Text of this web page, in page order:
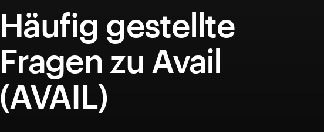
Häufig gestellte
Fragen zu Avail
(AVAIL)